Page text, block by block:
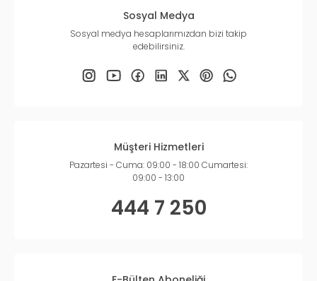
Sosyal Medya
Sosyal medya hesaplarımızdan bizi takip
edebilirsiniz.
Müşteri Hizmetleri
Pazartesi - Cuma: 09:00 - 18:00 Cumartesi:
09:00 - 13:00
444 7 250